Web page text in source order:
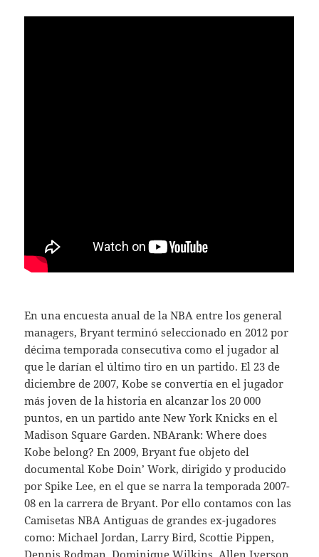
En una encuesta anual de la NBA entre los general
managers, Bryant terminó seleccionado en 2012 por
décima temporada consecutiva como el jugador al
que le darían el último tiro en un partido. El 23 de
diciembre de 2007, Kobe se convertía en el jugador
más joven de la historia en alcanzar los 20 000
puntos, en un partido ante New York Knicks en el
Madison Square Garden. NBArank: Where does
Kobe belong? En 2009, Bryant fue objeto del
documental Kobe Doin’ Work, dirigido y producido
por Spike Lee, en el que se narra la temporada 2007-
08 en la carrera de Bryant. Por ello contamos con las
Camisetas NBA Antiguas de grandes ex-jugadores
como: Michael Jordan, Larry Bird, Scottie Pippen,
Dennis Rodman, Dominique Wilkins, Allen Iverson,